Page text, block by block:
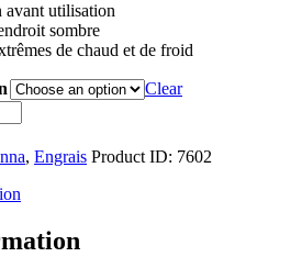
avant utilisation
sombre
de chaud et de froid
Clear
, Engrais Product ID: 7602